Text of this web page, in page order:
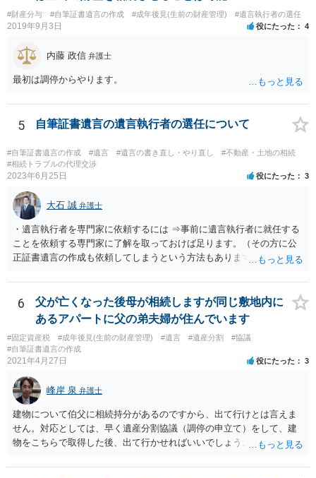
と親子関係を結びたいと思っているが、名字は変えたくない・・・養
子縁組の必要があり 氏も変更することになります。 しかし 彼は成人
しているとは言え、自分の子と私の連れ子、全て平等にしたいと希
望。もちろん私もそうできればと思います。 ・・・婚姻前の契約 あ
るいは 遺言書などで その意思を実現する方法はあります。 弁護
士に相談してみてください。
#財産分与 #自筆証書遺言の作成 #成年後見(生前の財産管理) #遺言執行者の選任
2019年9月3日 役にたった 4
内藤 政信 弁護士
最初は調停からやります。
5 自筆証書遺言の遺言執行者の選任について
#自筆証書遺言の作成 #遺言 #遺言の書き直し・やり直し
#不動産・土地の相続
#相続トラブルの代理交渉
2023年6月25日 役にたった 3
大石 誠 弁護士
・遺言執行者を専門家に依頼するには ⇒事前に遺言執行者に就任する
ことを依頼する専門家に了解を取っておけば足ります。（その方に公
正証書遺言の作成も依頼してしまうという方法もあります） 事前に了
ません。 遺言執行者に就任し、遺言執行が完了したときの報酬だけ、
弁護士費用としてかかります。 ・亡くなった際に、法務局に預けた自
筆証書遺言の存在を親族がなかったものにされる可能性 ⇒自筆の遺言
書を法務局に保管した場合、死亡後、法務局に遺言書の有無を照会す
ることになりますので、「法務局に預けた自筆証書遺言の存在を親族
がなかったもの」にすることはできません。 存在をなかったものにす
がありえますが、その予防方法は、遺言者と面談してみないと判断が
難しいです。
6
父が亡くなった後母が相続しますが同じ敷地内に
あるアパートに父の弟夫婦が住んでいます
#固定資産税 #成年後見(生前の財産管理) #遺言 #遺産分割
#協議
#自筆証書遺言の作成
2021年4月27日 役にたった 3
峰岸 泉 弁護士
建物について伯父に相続持分があるのですから、出て行けとは言えま
せん。対応としては、早く遺産分割協議（調停の申立て）をして、建
物をこちらで取得した後、出て行かせればいいでしょう。 建物の固定
っていない部分については請求すればいいと思います。 なお、家賃に